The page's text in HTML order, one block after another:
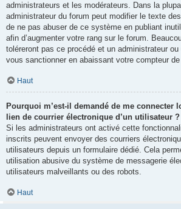
administrateurs et les modérateurs. Dans la
administrateur du forum peut modifier le texte
de ne pas abuser de ce système en publiant
afin d’augmenter votre rang sur le forum.
toléreront pas ce procédé et un administrateur ou
vous sanctionner en abaissant votre compteur
Haut
Pourquoi m’est-il demandé de me connecter
lien de courrier électronique d’un utilisateur ?
Si les administrateurs ont activé cette
inscrits peuvent envoyer des courriers
utilisateurs depuis un formulaire dédié. Cela
utilisation abusive du système de messagerie
utilisateurs malveillants ou des robots.
Haut